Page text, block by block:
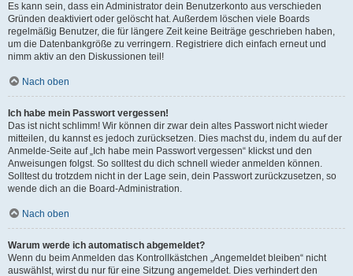
Es kann sein, dass ein Administrator dein Benutzerkonto aus verschieden
Gründen deaktiviert oder gelöscht hat. Außerdem löschen viele Boards
regelmäßig Benutzer, die für längere Zeit keine Beiträge geschrieben haben,
um die Datenbankgröße zu verringern. Registriere dich einfach erneut und
nimm aktiv an den Diskussionen teil!
Nach oben
Ich habe mein Passwort vergessen!
Das ist nicht schlimm! Wir können dir zwar dein altes Passwort nicht wieder
mitteilen, du kannst es jedoch zurücksetzen. Dies machst du, indem du auf der
Anmelde-Seite auf „Ich habe mein Passwort vergessen“ klickst und den
Anweisungen folgst. So solltest du dich schnell wieder anmelden können.
Solltest du trotzdem nicht in der Lage sein, dein Passwort zurückzusetzen, so
wende dich an die Board-Administration.
Nach oben
Warum werde ich automatisch abgemeldet?
Wenn du beim Anmelden das Kontrollkästchen „Angemeldet bleiben“ nicht
auswählst, wirst du nur für eine Sitzung angemeldet. Dies verhindert den